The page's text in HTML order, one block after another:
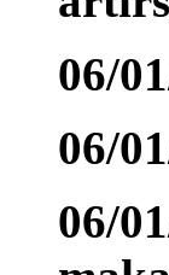
06/
06/
06/